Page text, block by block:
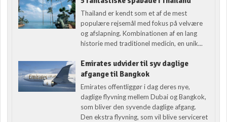
Thailand er kendt som et af de mest
populære rejsemål med fokus på velvære
og afslapning. Kombinationen af en lang
historie med traditionel medicin, en unik...
Emirates udvider til syv daglige
afgange til Bangkok
Emirates offentliggør i dag deres nye,
daglige flyvning mellem Dubai og Bangkok,
som bliver den syvende daglige afgang.
Den ekstra flyvning, som vil blive serviceret